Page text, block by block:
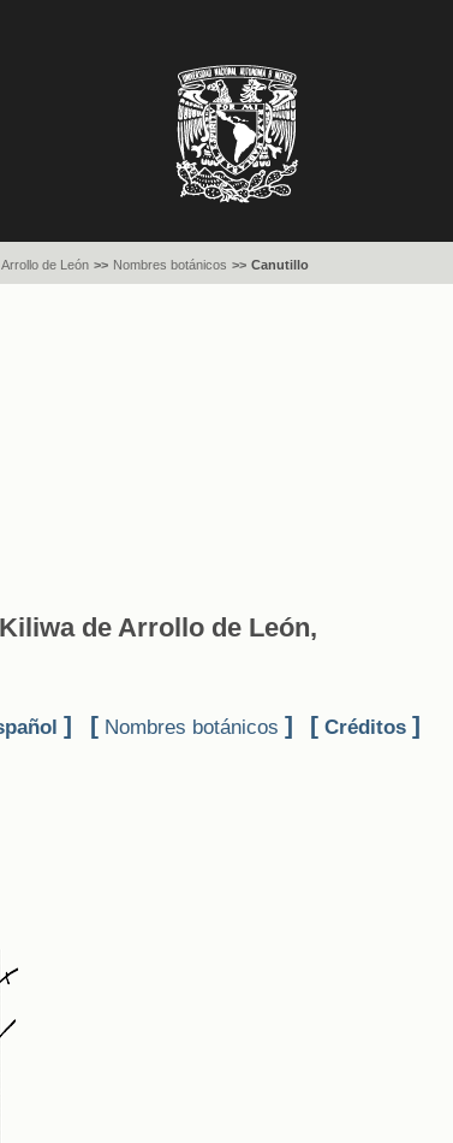
Arrollo de León >> Nombres botánicos >> Canutillo
de Arrollo de León,
] [ Nombres botánicos ] [ Créditos ]